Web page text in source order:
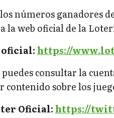
números ganadores
la web oficial de la
oficial: https://
consultar la
contenido sobre los
Oficial: https://